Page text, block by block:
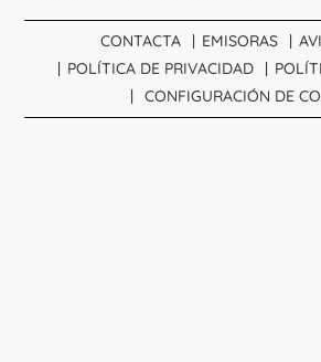
CONTACTA EMISORAS
POLÍTICA DE PRIVACIDAD
CONFIGURACIÓN DE